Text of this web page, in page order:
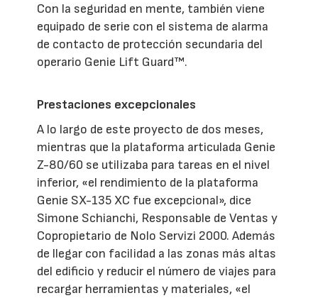
Con la seguridad en mente, también viene
equipado de serie con el sistema de alarma
de contacto de protección secundaria del
operario Genie Lift Guard™.
Prestaciones excepcionales
A lo largo de este proyecto de dos meses,
mientras que la plataforma articulada Genie
Z-80/60 se utilizaba para tareas en el nivel
inferior, «el rendimiento de la plataforma
Genie SX-135 XC fue excepcional», dice
Simone Schianchi, Responsable de Ventas y
Copropietario de Nolo Servizi 2000. Además
de llegar con facilidad a las zonas más altas
del edificio y reducir el número de viajes para
recargar herramientas y materiales, «el